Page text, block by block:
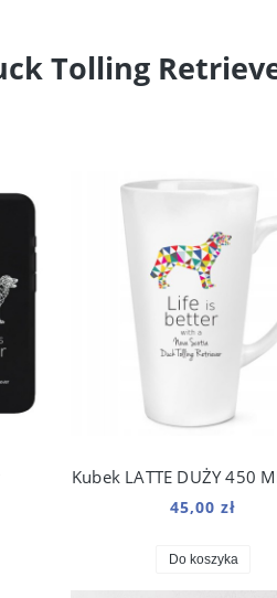
Tolling
Kubek LATTE DUŻY 450
45,00 zł
Do koszyka